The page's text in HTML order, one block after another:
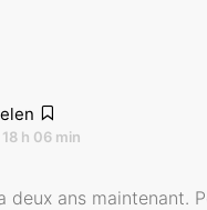
h 06 min
deux ans maintenant.